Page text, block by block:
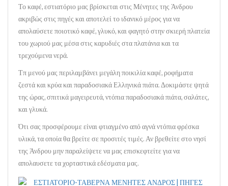
Το καφέ, εστιατόριο μας βρίσκεται στις Μένητες της Άνδρου
ακριβώς στις πηγές και αποτελεί το ιδανικό μέρος για να
απολαύσετε ποιοτικό καφέ, γλυκό, και φαγητό στην σκιερή πλατεία
του χωριού μας μέσα στις καρυδιές στα πλατάνια και τα
τρεχούμενα νερά.
Τπ μενού μας περιλαμβάνει μεγάλη ποικιλία καφέ, ροφήματα
ζεστά και κρύα και παραδοσιακά Ελληνικά πιάτα. Δοκιμάστε ψητά
της ώρας, σπιτικά μαγειρευτά, ντόπια παραδοσιακά πιάτα, σαλάτες,
και γλυκά.
Ότι σας προσφέρουμε είναι φτιαγμένο από αγνά ντόπια φρέσκα
υλικά, τα οποία θα βρείτε σε προσιτές τιμές. Αν βρεθείτε στο νησί
της Άνδρου μην παραλείψετε να μας επισκεφτείτε για να
απολαυσετε τα χορταστικά εδέσματα μας.